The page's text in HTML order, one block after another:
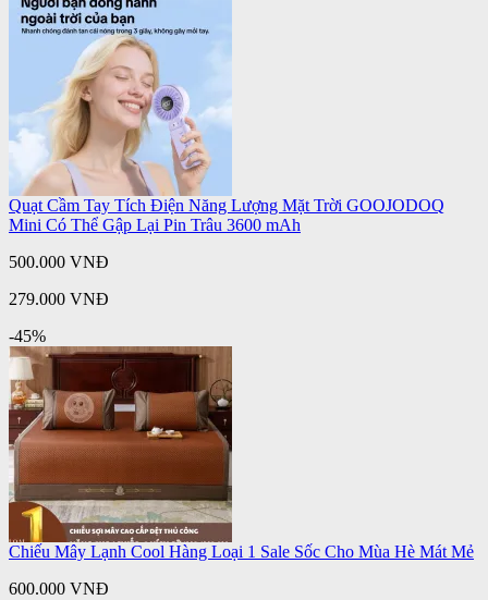
Quạt Cầm Tay Tích Điện Năng Lượng Mặt Trời GOOJODOQ
Mini Có Thể Gập Lại Pin Trâu 3600 mAh
500.000 VNĐ
279.000 VNĐ
-45%
Chiếu Mây Lạnh Cool Hàng Loại 1 Sale Sốc Cho Mùa Hè Mát Mẻ
600.000 VNĐ